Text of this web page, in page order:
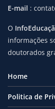
E-mail :
O
informações
doutorados
Home
Politica de